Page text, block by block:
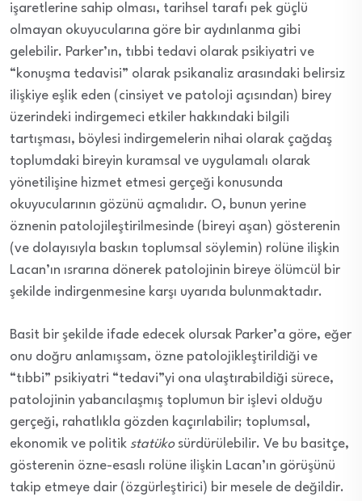
işaretlerine sahip olması, tarihsel tarafı pek güçlü
olmayan okuyucularına göre bir aydınlanma gibi
gelebilir. Parker’ın, tıbbi tedavi olarak psikiyatri ve
“konuşma tedavisi” olarak psikanaliz arasındaki belirsiz
ilişkiye eşlik eden (cinsiyet ve patoloji açısından) birey
üzerindeki indirgemeci etkiler hakkındaki bilgili
tartışması, böylesi indirgemelerin nihai olarak çağdaş
toplumdaki bireyin kuramsal ve uygulamalı olarak
yönetilişine hizmet etmesi gerçeği konusunda
okuyucularının gözünü açmalıdır. O, bunun yerine
öznenin patolojileştirilmesinde (bireyi aşan) gösterenin
(ve dolayısıyla baskın toplumsal söylemin) rolüne ilişkin
Lacan’ın ısrarına dönerek patolojinin bireye ölümcül bir
şekilde indirgenmesine karşı uyarıda bulunmaktadır.
Basit bir şekilde ifade edecek olursak Parker’a göre, eğer
onu doğru anlamışsam, özne patolojikleştirildiği ve
“tıbbi” psikiyatri “tedavi”yi ona ulaştırabildiği sürece,
patolojinin yabancılaşmış toplumun bir işlevi olduğu
gerçeği, rahatlıkla gözden kaçırılabilir; toplumsal,
ekonomik ve politik statükosürdürülebilir. Ve bu basitçe,
gösterenin özne-esaslı rolüne ilişkin Lacan’ın görüşünü
takip etmeye dair (özgürleştirici) bir mesele de değildir.